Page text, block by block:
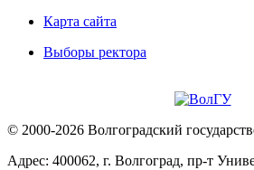
Карта сайта
Выборы ректора
© 2000-2026 Волгоградский
Адрес: 400062, г. Волгоград, пр-т